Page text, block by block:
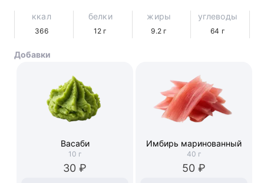
ккал
366
белки
12 г
жиры
9.2 г
углеводы
64 г
Добавки
Васаби
10 г
30 ₽
Имбирь маринованный
40 г
50 ₽